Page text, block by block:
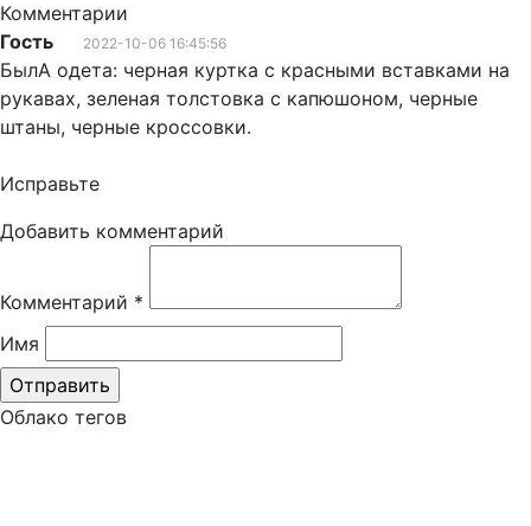
Комментарии
Гость
2022-10-06 16:45:56
БылА одета: черная куртка с красными вставками на
рукавах, зеленая толстовка с капюшоном, черные
штаны, черные кроссовки.
Исправьте
Добавить комментарий
Комментарий *
Имя
Облако тегов